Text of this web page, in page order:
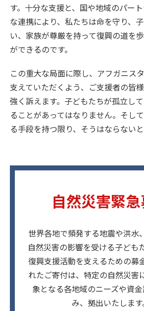
す。十分な支援と、国や地域のパー
な連携により、私たちは命を守り、
い、家族が尊厳を持って復興の道を
ができるのです。
この重大な局面に際し、アフガニス
支えていただくよう、ご支援者の皆
強く訴えます。子どもたちが孤立し
ることがあってはなりません。そし
る手段を持つ限り、そうはならないと
自然災害緊
世界各地で頻発する地震や洪水
自然災害の影響を受ける子ども
復興支援活動を支えるための募
れたご寄付は、特定の自然災害
象となる各地域のニーズや資
み、拠出いたします